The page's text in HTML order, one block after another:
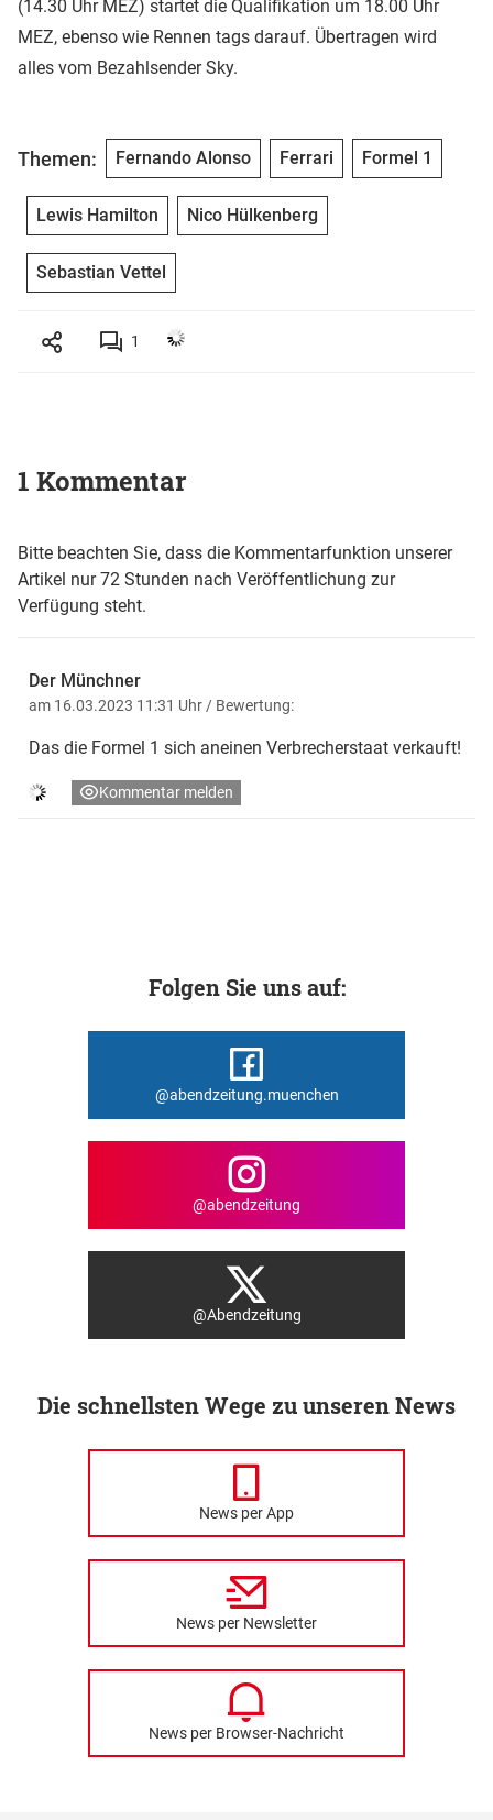
(14.30 Uhr MEZ) startet die Qualifikation um 18.00 Uhr
MEZ, ebenso wie Rennen tags darauf. Übertragen wird
alles vom Bezahlsender Sky.
Themen: Fernando Alonso Ferrari Formel 1
Lewis Hamilton Nico Hülkenberg
Sebastian Vettel
1
1 Kommentar
Bitte beachten Sie, dass die Kommentarfunktion unserer
Artikel nur 72 Stunden nach Veröffentlichung zur
Verfügung steht.
Der Münchner
am 16.03.2023 11:31 Uhr / Bewertung:
Das die Formel 1 sich aneinen Verbrecherstaat verkauft!
Kommentar melden
Folgen Sie uns auf:
@abendzeitung.muenchen
@abendzeitung
@Abendzeitung
Die schnellsten Wege zu unseren News
News per App
News per Newsletter
News per Browser-Nachricht